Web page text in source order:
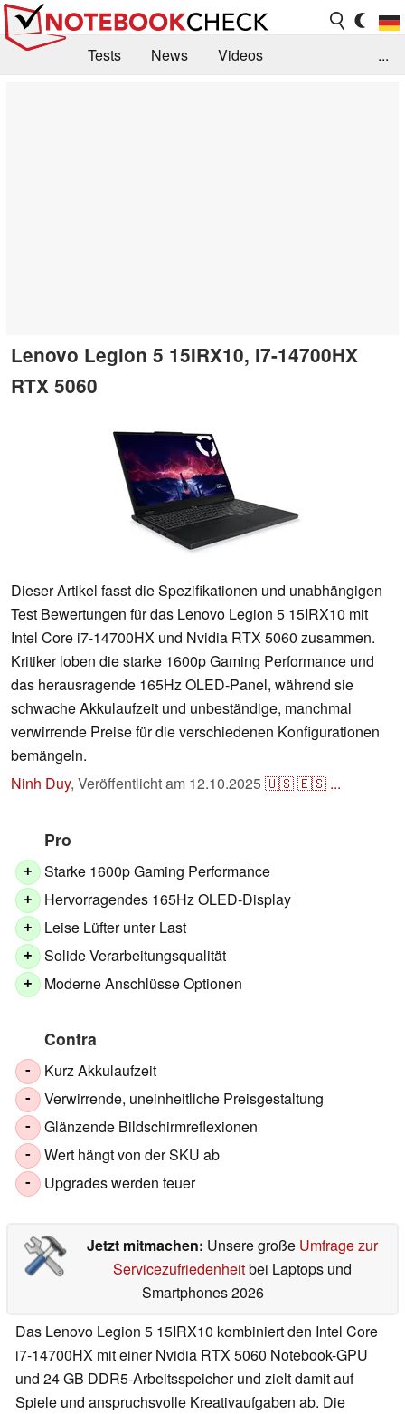
Tests News
Videos
...
Lenovo Legion 5 15IRX10, i7-14700HX
RTX 5060
Dieser Artikel fasst die Spezifikationen und unabhängigen
Test Bewertungen für das Lenovo Legion 5 15IRX10 mit
Intel Core i7-14700HX und Nvidia RTX 5060 zusammen.
Kritiker loben die starke 1600p Gaming Performance und
das herausragende 165Hz OLED-Panel, während sie
schwache Akkulaufzeit und unbeständige, manchmal
verwirrende Preise für die verschiedenen Konfigurationen
bemängeln.
Ninh Duy, Veröffentlicht am 12.10.2025🇺🇸🇪🇸 ...
Pro
+ Starke 1600p Gaming Performance
+ Hervorragendes 165Hz OLED-Display
+ Leise Lüfter unter Last
+ Solide Verarbeitungsqualität
+ Moderne Anschlüsse Optionen
Contra
- Kurz Akkulaufzeit
- Verwirrende, uneinheitliche Preisgestaltung
- Glänzende Bildschirmreflexionen
- Wert hängt von der SKU ab
- Upgrades werden teuer
Jetzt mitmachen: Unsere große Umfrage zur
Servicezufriedenheitbei Laptops und
Smartphones 2026
Das Lenovo Legion 5 15IRX10 kombiniert den Intel Core
i7-14700HX mit einer Nvidia RTX 5060 Notebook-GPU
und 24 GB DDR5-Arbeitsspeicher und zielt damit auf
Spiele und anspruchsvolle Kreativaufgaben ab. Die